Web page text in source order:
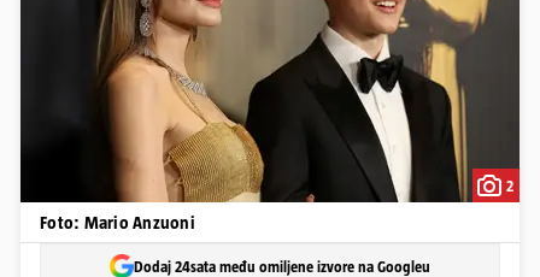
2
Foto: Mario Anzuoni
Dodaj 24sata među omiljene izvore na Googleu